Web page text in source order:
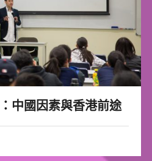
中國因素與香港前途